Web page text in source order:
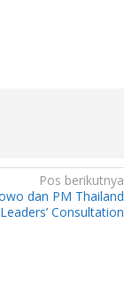
Pos berikutnya
dan PM Thailand
Consultation